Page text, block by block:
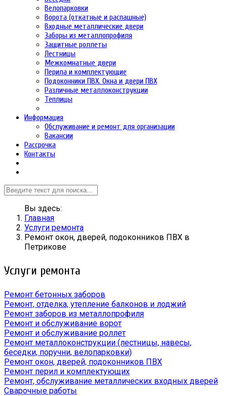
Велопарковки
Ворота (откатные и распашные)
Входные металлические двери
Заборы из металлопрофиля
Защитные роллеты
Лестницы
Межкомнатные двери
Перила и комплектующие
Подоконники ПВХ. Окна и двери ПВХ
Различные металлоконструкции
Теплицы
Информация
Обслуживание и ремонт для организации
Вакансии
Рассрочка
Контакты
Вы здесь:
Главная
Услуги ремонта
Ремонт окон, дверей, подоконников ПВХ в
Петрикове
Услуги ремонта
Ремонт бетонных заборов
Ремонт, отделка, утепление балконов и лоджий
Ремонт заборов из металлопрофиля
Ремонт и обслуживание ворот
Ремонт и обслуживание роллет
Ремонт металлоконструкции (лестницы, навесы,
беседки, поручни, велопарковки)
Ремонт окон, дверей, подоконников ПВХ
Ремонт перил и комплектующих
Ремонт, обслуживание металлических входных дверей
Сварочные работы